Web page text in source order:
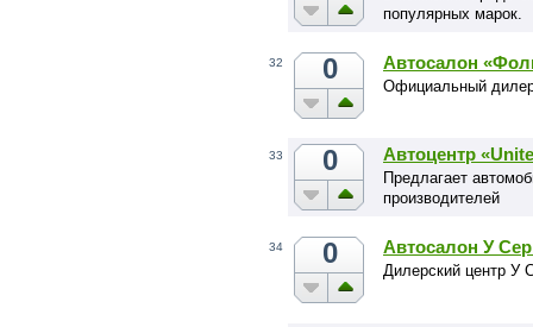
популярных марок.
32 0 Автосалон
Официальный
33 0 Автоцентр
Предлагает
производителей
34 0 Автосалон У
Дилерский центр У